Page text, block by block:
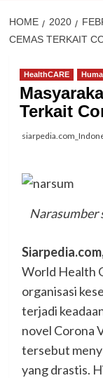
HOME 2020
CEMAS TERKAIT
HealthCARE
Terkait
Narasumber
World Health
organisasi
terjadi
novel Corona
tersebut
yang drastis.